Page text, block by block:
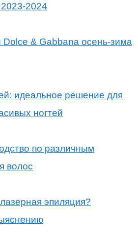
2024
& Gabbana осень-зима
идеальное решение для
ногтей
по различным
волос
эпиляция?